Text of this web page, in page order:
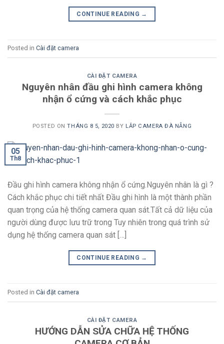
CONTINUE READING →
Posted in Cài đặt camera
CÀI ĐẶT CAMERA
Nguyên nhân đầu ghi hình camera không
nhận ổ cứng và cách khắc phục
POSTED ONTHÁNG 8 5, 2020 BY LẮP CAMERA ĐÀ NẴNG
05
Th8
Đầu ghi hình camera không nhận ổ cứng.Nguyên nhân là gì ?
Cách khắc phục chi tiết nhất Đầu ghi hình là một thành phần
quan trọng của hệ thống camera quan sát.Tất cả dữ liệu của
người dùng được lưu trữ trong Tuy nhiên trong quá trình sử
dụng hệ thống camera quan sát […]
CONTINUE READING →
Posted in Cài đặt camera
CÀI ĐẶT CAMERA
HƯỚNG DẪN SỬA CHỮA HỆ THỐNG